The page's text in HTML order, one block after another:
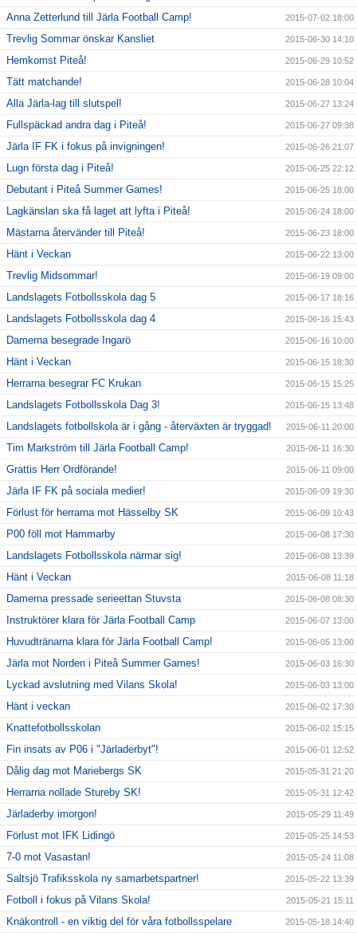
Anna Zetterlund till Järla Football Camp! 2015-07-02 18:00
Trevlig Sommar önskar Kansliet 2015-06-30 14:10
Hemkomst Piteå! 2015-06-29 10:52
Tätt matchande! 2015-06-28 10:04
Alla Järla-lag till slutspel! 2015-06-27 13:24
Fullspäckad andra dag i Piteå! 2015-06-27 09:38
Järla IF FK i fokus på invigningen! 2015-06-26 21:07
Lugn första dag i Piteå! 2015-06-25 22:12
Debutant i Piteå Summer Games! 2015-06-25 18:00
Lagkänslan ska få laget att lyfta i Piteå! 2015-06-24 18:00
Mästarna återvänder till Piteå! 2015-06-23 18:00
Hänt i Veckan 2015-06-22 13:00
Trevlig Midsommar! 2015-06-19 09:00
Landslagets Fotbollsskola dag 5 2015-06-17 18:16
Landslagets Fotbollsskola dag 4 2015-06-16 15:43
Damerna besegrade Ingarö 2015-06-16 10:00
Hänt i Veckan 2015-06-15 18:30
Herrarna besegrar FC Krukan 2015-06-15 15:25
Landslagets Fotbollsskola Dag 3! 2015-06-15 13:48
Landslagets fotbollskola är i gång - återväxten är tryggad! 2015-06-11 20:00
Tim Markström till Järla Football Camp! 2015-06-11 16:30
Grattis Herr Ordförande! 2015-06-11 09:00
Järla IF FK på sociala medier! 2015-06-09 19:30
Förlust för herrarna mot Hässelby SK 2015-06-09 10:43
P00 föll mot Hammarby 2015-06-08 17:30
Landslagets Fotbollsskola närmar sig! 2015-06-08 13:39
Hänt i Veckan 2015-06-08 11:18
Damerna pressade serieettan Stuvsta 2015-06-08 08:30
Instruktörer klara för Järla Football Camp 2015-06-07 13:00
Huvudtränarna klara för Järla Football Camp! 2015-06-05 13:00
Järla mot Norden i Piteå Summer Games! 2015-06-03 16:30
Lyckad avslutning med Vilans Skola! 2015-06-03 13:00
Hänt i veckan 2015-06-02 17:30
Knattefotbollsskolan 2015-06-02 15:15
Fin insats av P06 i "Järladerbyt"! 2015-06-01 12:52
Dålig dag mot Mariebergs SK 2015-05-31 21:20
Herrarna nollade Stureby SK! 2015-05-31 12:42
Järladerby imorgon! 2015-05-29 11:49
Förlust mot IFK Lidingö 2015-05-25 14:53
7-0 mot Vasastan! 2015-05-24 11:08
Saltsjö Trafiksskola ny samarbetspartner! 2015-05-22 13:39
Fotboll i fokus på Vilans Skola! 2015-05-21 15:11
Knäkontroll - en viktig del för våra fotbollsspelare 2015-05-18 14:40